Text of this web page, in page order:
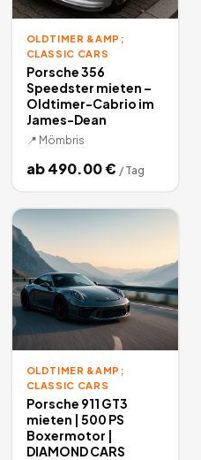
OLDTIMER &AMP;
CLASSIC CARS
Porsche 356
Speedster mieten –
Oldtimer-Cabrio im
James-Dean
📍 Mömbris
ab490.00€ / Tag
OLDTIMER &AMP;
CLASSIC CARS
Porsche 911 GT3
mieten | 500 PS
Boxermotor |
DIAMOND CARS